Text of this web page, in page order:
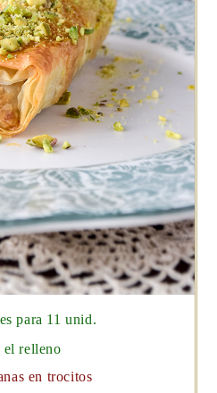
para 11 unid.
el relleno
en trocitos